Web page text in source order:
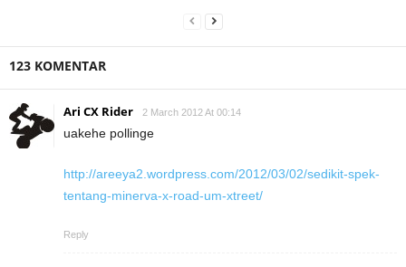
123 KOMENTAR
Ari CX Rider 2 March 2012 At 00:14
uakehe pollinge
http://areeya2.wordpress.com/2012/03/02/sedikit-spek-
tentang-minerva-x-road-um-xtreet/
Reply